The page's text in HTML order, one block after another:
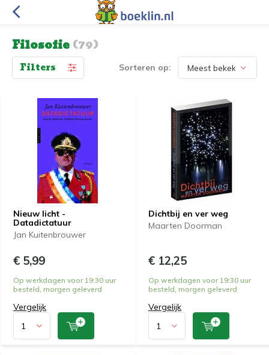
Filosofie(79)
Filters Sorteren op:
Nieuw licht -
Datadictatuur
Jan Kuitenbrouwer
€ 5,99
Op werkdagen voor 19:30 uur
besteld, morgen geleverd
Vergelijk
Dichtbij en ver weg
Maarten Doorman
€ 12,25
Op werkdagen voor 19:30 uur
besteld, morgen geleverd
Vergelijk